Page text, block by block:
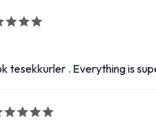
tesekkurler . Everything is